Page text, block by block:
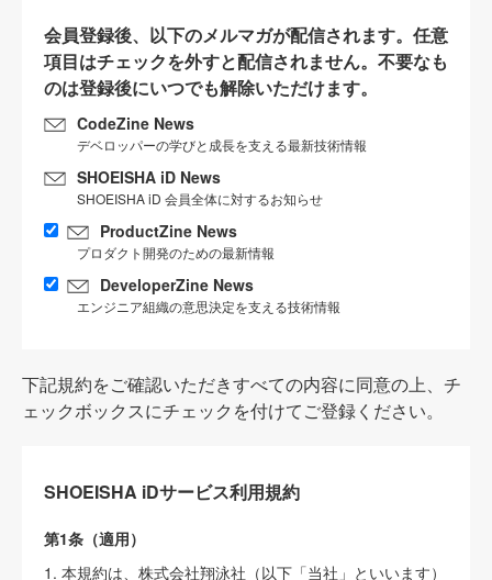
会員登録後、以下のメルマガが配信されます。任意
項目はチェックを外すと配信されません。不要なも
のは登録後にいつでも解除いただけます。
CodeZine News
デベロッパーの学びと成長を支える最新技術情報
SHOEISHA iD News
SHOEISHA iD 会員全体に対するお知らせ
ProductZine News
プロダクト開発のための最新情報
DeveloperZine News
エンジニア組織の意思決定を支える技術情報
下記規約をご確認いただきすべての内容に同意の上、チ
ェックボックスにチェックを付けてご登録ください。
SHOEISHA iDサービス利用規約
第1条（適用）
1. 本規約は、株式会社翔泳社（以下「当社」といいます）